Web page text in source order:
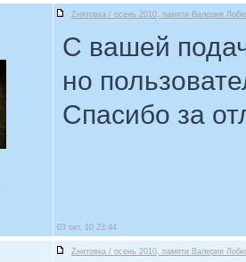
Zнятовка / осень 2010, памяти Валерия
С вашей
но
Спасибо за
03 окт, 10 23:44
Zнятовка / осень 2010, памяти Валерия